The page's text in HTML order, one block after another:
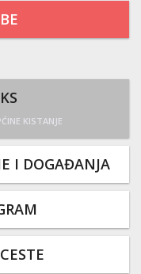
KISTANJE
I DOGAĐANJA